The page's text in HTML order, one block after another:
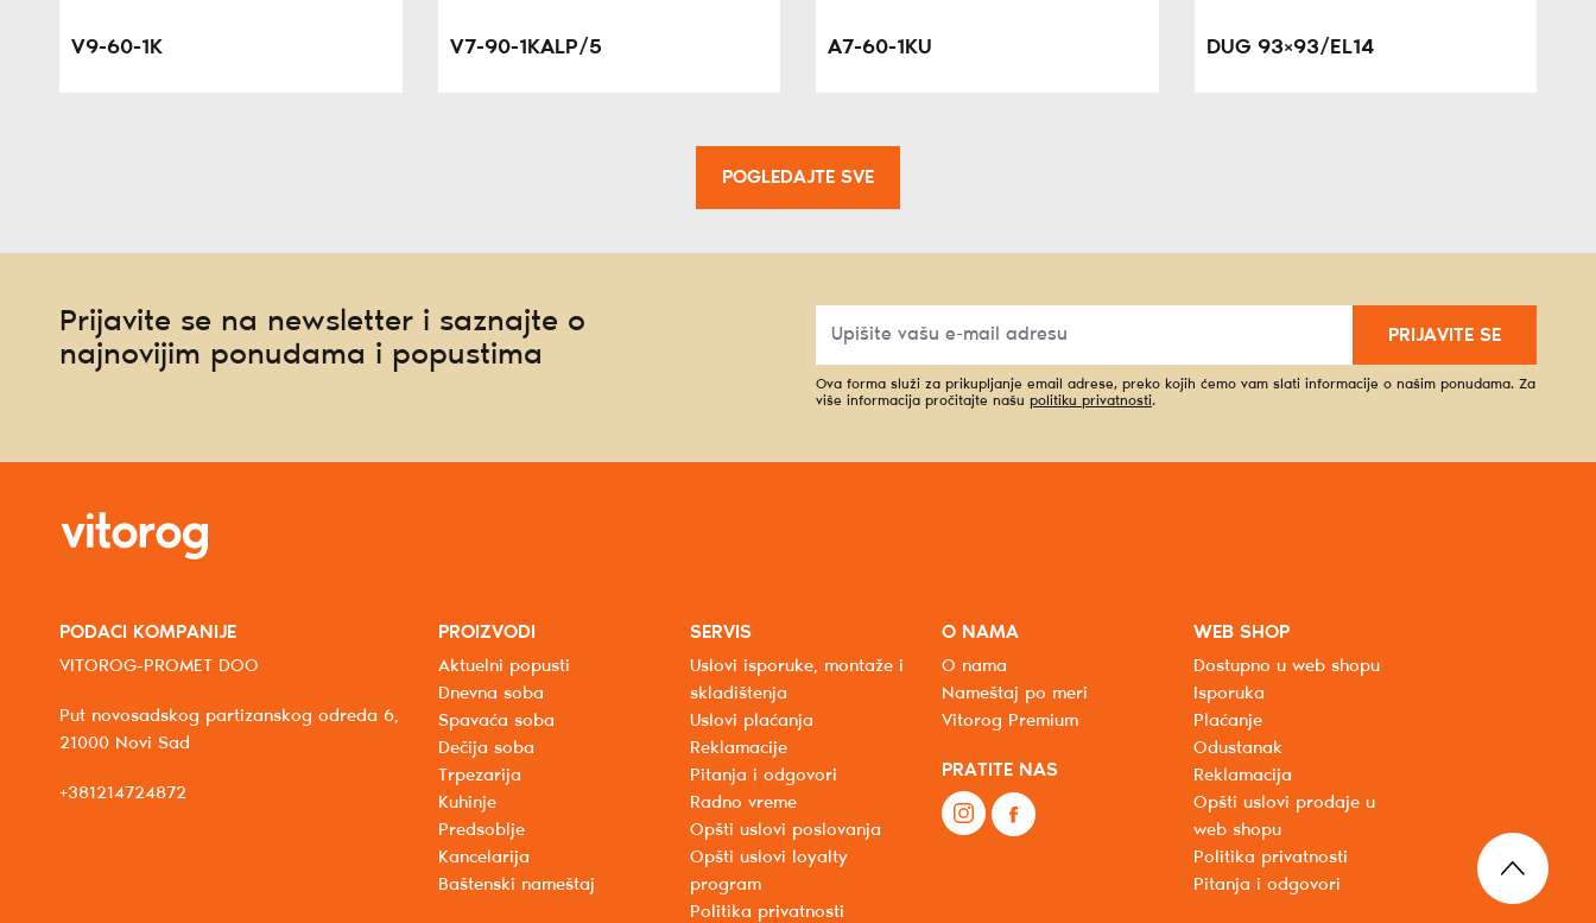
V9-60-1K V7-90-1KALP/5 A7-60-1KU DUG 93×93/EL14
POGLEDAJTE SVE
Prijavite se na newsletter i saznajte o
najnovijim ponudama i popustima
PRIJAVITE SE
Ova forma služi za prikupljanje email adrese, preko kojih ćemo vam slati informacije o našim ponudama. Za
više informacija pročitajte našu politiku privatnosti.
PODACI KOMPANIJE
VITOROG-PROMET DOO
Put novosadskog partizanskog odreda 6,
21000 Novi Sad
+381214724872
PROIZVODI
Aktuelni popusti
Dnevna soba
Spavaća soba
Dečija soba
Trpezarija
Kuhinje
Predsoblje
Kancelarija
Baštenski nameštaj
SERVIS
Uslovi isporuke, montaže i
skladištenja
Uslovi plaćanja
Reklamacije
Pitanja i odgovori
Radno vreme
Opšti uslovi poslovanja
Opšti uslovi loyalty
program
Politika privatnosti
O NAMA
O nama
Nameštaj po meri
Vitorog Premium
PRATITE NAS
WEB SHOP
Dostupno u web shopu
Isporuka
Plaćanje
Odustanak
Reklamacija
Opšti uslovi prodaje u
web shopu
Politika privatnosti
Pitanja i odgovori